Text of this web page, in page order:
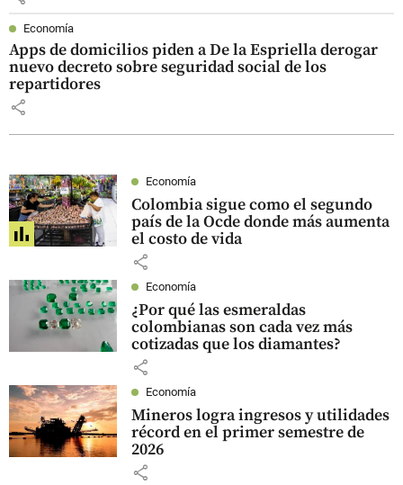
Economía
Apps de domicilios piden a De la Espriella derogar
nuevo decreto sobre seguridad social de los
repartidores
share
Economía
Colombia sigue como el segundo
país de la Ocde donde más aumenta
el costo de vida
share
Economía
¿Por qué las esmeraldas
colombianas son cada vez más
cotizadas que los diamantes?
share
Economía
Mineros logra ingresos y utilidades
récord en el primer semestre de
2026
share